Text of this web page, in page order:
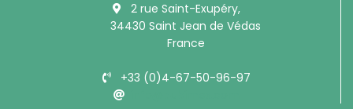
2 rue Saint-Exupéry,
34430 Saint Jean de Védas
France
+33 (0)4-67-50-96-97